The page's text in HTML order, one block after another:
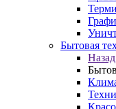
Бытовая
Назад